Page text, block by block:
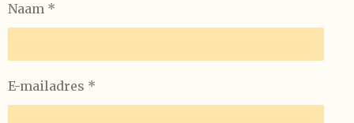
Naam *
E-mailadres *